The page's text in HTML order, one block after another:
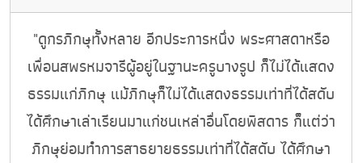
"ดูกรภิกษุทั้งหลาย อีกประการหนึ่ง พระศาสดาหรือ
เพื่อนสพรหมจารีผู้อยู่ในฐานะครูบางรูป ก็ไม่ได้แสดง
ธรรมแก่ภิกษุ แม้ภิกษุก็ไม่ได้แสดงธรรมเท่าที่ได้สดับ
ได้ศึกษาเล่าเรียนมาแก่ชนเหล่าอื่นโดยพิสดาร ก็แต่ว่า
ภิกษุย่อมทำการสาธยายธรรมเท่าที่ได้สดับ ได้ศึกษา